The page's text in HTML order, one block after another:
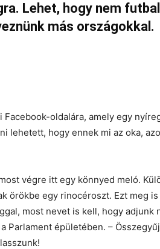
Lehet, hogy nem
más országokkal.
oldalára, amely egy
lehetett, hogy ennek mi az oka,
végre itt egy könnyed meló.
örökbe egy rinocéroszt. Ezt meg
most nevet is kell, hogy adjunk
Parlament épületében. –